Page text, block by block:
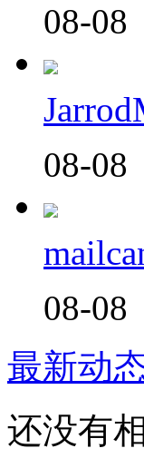
08-08
08-08
08-08
最新动
还没有